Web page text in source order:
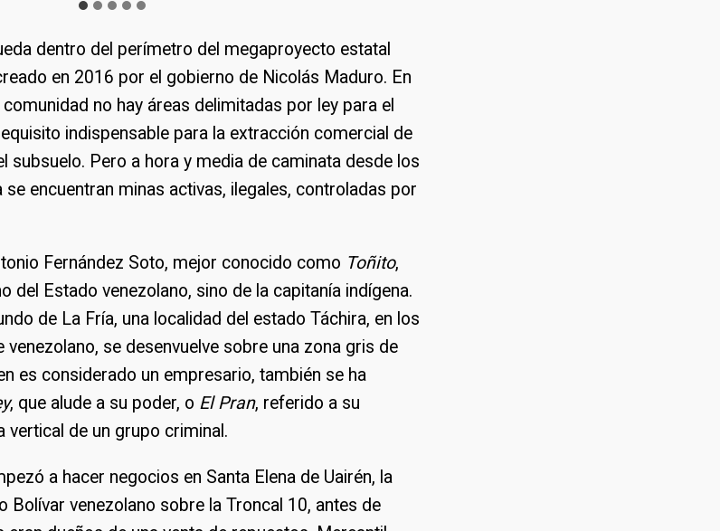
dentro del perímetro del megaproyecto estatal
en 2016 por el gobierno de Nicolás Maduro. En
no hay áreas delimitadas por ley para el
indispensable para la extracción comercial de
subsuelo. Pero a hora y media de caminata desde los
se encuentran minas activas, ilegales, controladas por
Fernández Soto, mejor conocido como Toñito,
del Estado venezolano, sino de la capitanía indígena.
de La Fría, una localidad del estado Táchira, en los
venezolano, se desenvuelve sobre una zona gris de
es considerado un empresario, también se ha
, que alude a su poder, o El Pran, referido a su
vertical de un grupo criminal.
a hacer negocios en Santa Elena de Uairén, la
Bolívar venezolano sobre la Troncal 10, antes de